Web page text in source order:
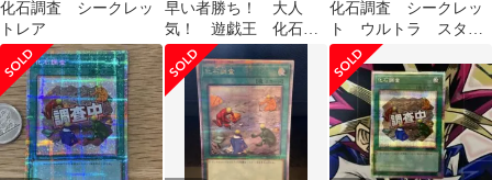
化石調査 シークレッ
トレア
早い者勝ち！ 大人
気！ 遊戯王 化石調
査 RC04-JP054 コレ
クターズレア
化石調査 シークレッ
ト ウルトラ スタン
プエディション